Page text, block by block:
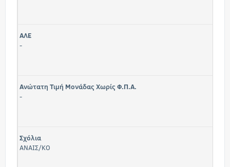
ΑΛΕ
-
Ανώτατη Τιμή Μονάδας Χωρίς Φ.Π.Α.
-
Σχόλια
ΑΝΑΙΣ/ΚΟ